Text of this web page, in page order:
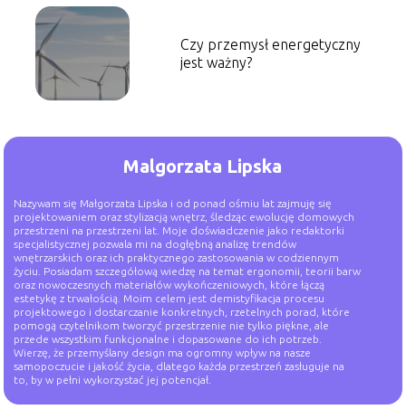
Czy przemysł energetyczny
jest ważny?
Malgorzata Lipska
Nazywam się Małgorzata Lipska i od ponad ośmiu lat zajmuję się
projektowaniem oraz stylizacją wnętrz, śledząc ewolucję domowych
przestrzeni na przestrzeni lat. Moje doświadczenie jako redaktorki
specjalistycznej pozwala mi na dogłębną analizę trendów
wnętrzarskich oraz ich praktycznego zastosowania w codziennym
życiu. Posiadam szczegółową wiedzę na temat ergonomii, teorii barw
oraz nowoczesnych materiałów wykończeniowych, które łączą
estetykę z trwałością. Moim celem jest demistyfikacja procesu
projektowego i dostarczanie konkretnych, rzetelnych porad, które
pomogą czytelnikom tworzyć przestrzenie nie tylko piękne, ale
przede wszystkim funkcjonalne i dopasowane do ich potrzeb.
Wierzę, że przemyślany design ma ogromny wpływ na nasze
samopoczucie i jakość życia, dlatego każda przestrzeń zasługuje na
to, by w pełni wykorzystać jej potencjał.